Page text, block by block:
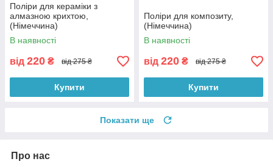
Поліри для кераміки з
алмазною крихтою,
(Німеччина)
В наявності
від 220 ₴ від 275 ₴
Купити
Поліри для композиту,
(Німеччина)
В наявності
від 220 ₴ від 275 ₴
Купити
Показати ще
Про нас